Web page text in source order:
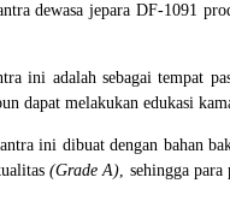
dewasa jepara DF-1091
ini adalah sebagai tempat
dapat melakukan edukasi
ini dibuat dengan bahan
(Grade A), sehingga para